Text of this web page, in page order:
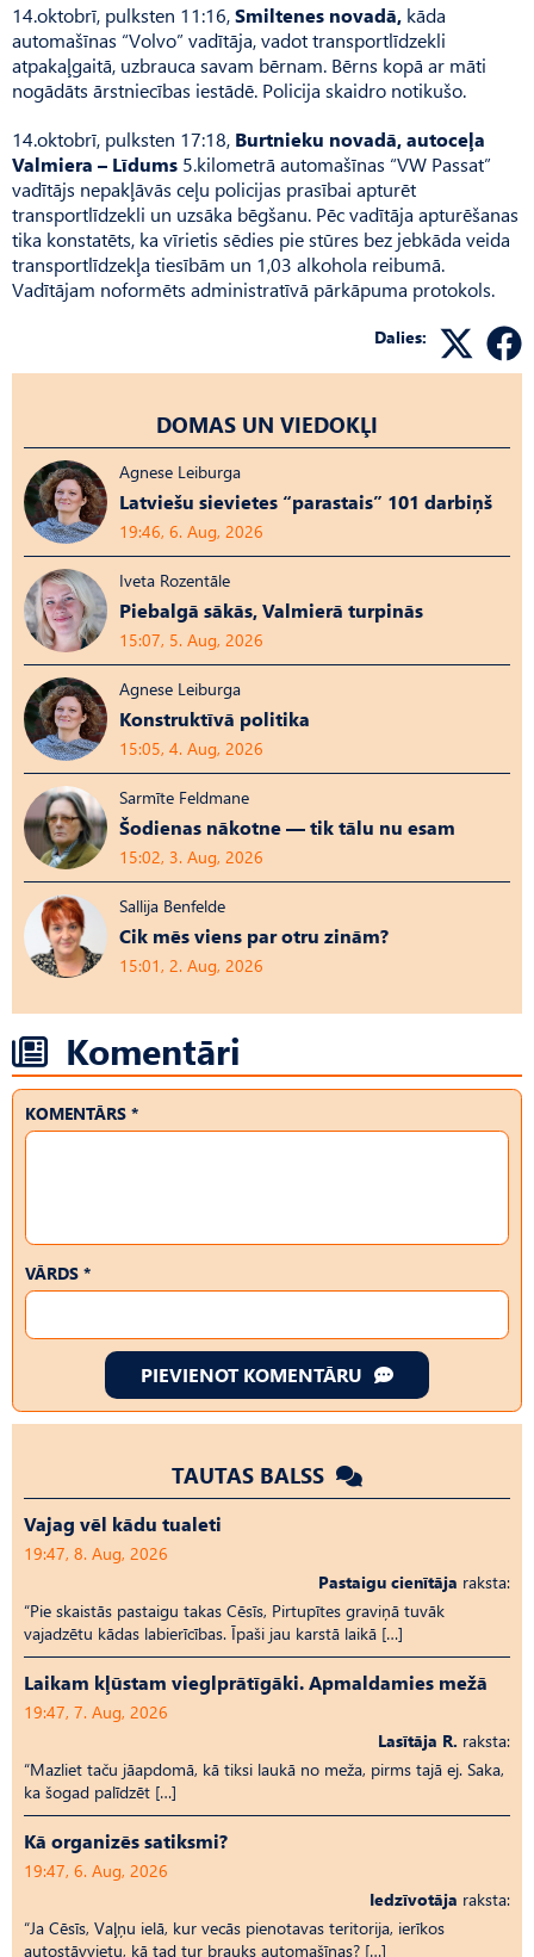
14.oktobrī, pulksten 11:16,Smiltenes novadā, kāda
automašīnas “Volvo” vadītāja, vadot transportlīdzekli
atpakaļgaitā, uzbrauca savam bērnam. Bērns kopā ar māti
nogādāts ārstniecības iestādē. Policija skaidro notikušo.
14.oktobrī, pulksten 17:18, Burtnieku novadā, autoceļa
Valmiera – Līdums 5.kilometrā automašīnas “VW Passat”
vadītājs nepakļāvās ceļu policijas prasībai apturēt
transportlīdzekli un uzsāka bēgšanu. Pēc vadītāja apturēšanas
tika konstatēts, ka vīrietis sēdies pie stūres bez jebkāda veida
transportlīdzekļa tiesībām un 1,03 alkohola reibumā.
Vadītājam noformēts administratīvā pārkāpuma protokols.
Dalies:
DOMAS UN VIEDOKĻI
Agnese Leiburga
Latviešu sievietes “parastais” 101 darbiņš
19:46, 6. Aug, 2026
Iveta Rozentāle
Piebalgā sākās, Valmierā turpinās
15:07, 5. Aug, 2026
Agnese Leiburga
Konstruktīvā politika
15:05, 4. Aug, 2026
Sarmīte Feldmane
Šodienas nākotne — tik tālu nu esam
15:02, 3. Aug, 2026
Sallija Benfelde
Cik mēs viens par otru zinām?
15:01, 2. Aug, 2026
Komentāri
KOMENTĀRS *
VĀRDS *
PIEVIENOT KOMENTĀRU
TAUTAS BALSS
Vajag vēl kādu tualeti
19:47, 8. Aug, 2026
Pastaigu cienītāja raksta:
“Pie skaistās pastaigu takas Cēsīs, Pirtupītes graviņā tuvāk
vajadzētu kādas labierīcības. Īpaši jau karstā laikā […]
Laikam kļūstam vieglprātīgāki. Apmaldamies mežā
19:47, 7. Aug, 2026
Lasītāja R. raksta:
“Mazliet taču jāapdomā, kā tiksi laukā no meža, pirms tajā ej. Saka,
ka šogad palīdzēt […]
Kā organizēs satiksmi?
19:47, 6. Aug, 2026
Iedzīvotāja raksta:
“Ja Cēsīs, Vaļņu ielā, kur vecās pienotavas teritorija, ierīkos
autostāvvietu, kā tad tur brauks automašīnas? […]